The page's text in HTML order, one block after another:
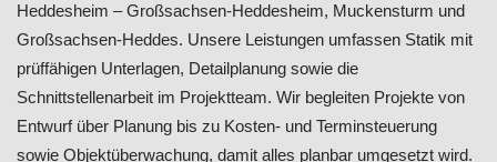
Heddesheim – Großsachsen-Heddesheim, Muckensturm und
Großsachsen-Heddes. Unsere Leistungen umfassen Statik mit
prüffähigen Unterlagen, Detailplanung sowie die
Schnittstellenarbeit im Projektteam. Wir begleiten Projekte von
Entwurf über Planung bis zu Kosten- und Terminsteuerung
sowie Objektüberwachung, damit alles planbar umgesetzt wird.